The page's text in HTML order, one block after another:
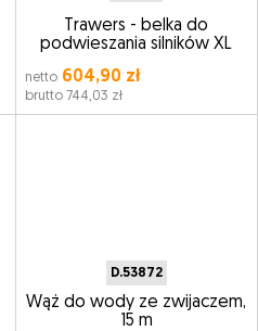
Trawers - belka do
podwieszania silników XL
netto604,90 zł
brutto 744,03 zł
D.53872
Wąż do wody ze zwijaczem,
15 m